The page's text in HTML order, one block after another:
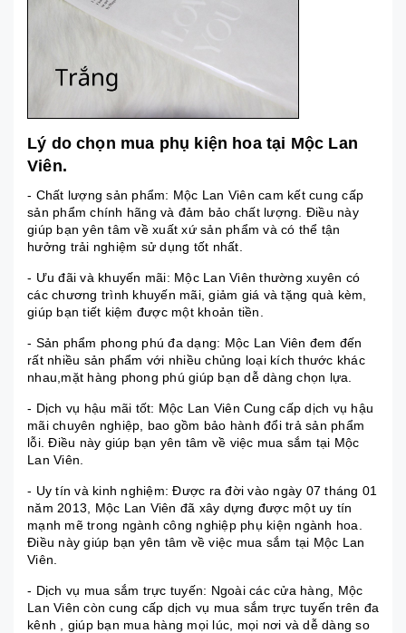
Lý do chọn mua phụ kiện hoa tại Mộc Lan
Viên.
- Chất lượng sản phẩm: Mộc Lan Viên cam kết cung cấp
sản phẩm chính hãng và đảm bảo chất lượng. Điều này
giúp bạn yên tâm về xuất xứ sản phẩm và có thể tận
hưởng trải nghiệm sử dụng tốt nhất.
- Ưu đãi và khuyến mãi: Mộc Lan Viên thường xuyên có
các chương trình khuyến mãi, giảm giá và tặng quà kèm,
giúp bạn tiết kiệm được một khoản tiền.
- Sản phẩm phong phú đa dạng: Mộc Lan Viên đem đến
rất nhiều sản phẩm với nhiều chủng loại kích thước khác
nhau,mặt hàng phong phú giúp bạn dễ dàng chọn lựa.
- Dịch vụ hậu mãi tốt: Mộc Lan Viên Cung cấp dịch vụ hậu
mãi chuyên nghiệp, bao gồm bảo hành đổi trả sản phẩm
lỗi. Điều này giúp bạn yên tâm về việc mua sắm tại Mộc
Lan Viên.
- Uy tín và kinh nghiệm: Được ra đời vào ngày 07 tháng 01
năm 2013, Mộc Lan Viên đã xây dựng được một uy tín
mạnh mẽ trong ngành công nghiệp phụ kiện ngành hoa.
Điều này giúp bạn yên tâm về việc mua sắm tại Mộc Lan
Viên.
- Dịch vụ mua sắm trực tuyến: Ngoài các cửa hàng, Mộc
Lan Viên còn cung cấp dịch vụ mua sắm trực tuyến trên đa
kênh , giúp bạn mua hàng mọi lúc, mọi nơi và dễ dàng so